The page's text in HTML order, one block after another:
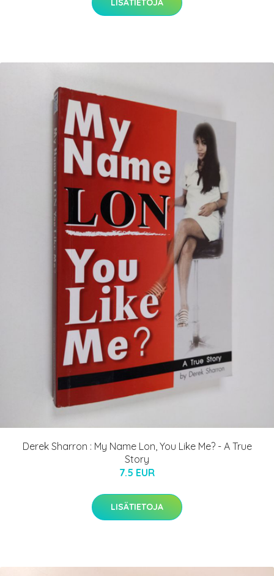
LISÄTIETOJA
Derek Sharron : My Name Lon, You Like Me? - A True
Story
7.5 EUR
LISÄTIETOJA